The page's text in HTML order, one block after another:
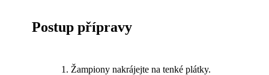
Postup přípravy
Žampiony nakrájejte na tenké plátky.